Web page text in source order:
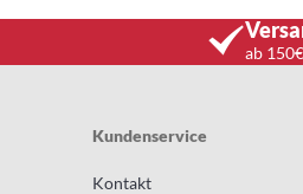
ab
Kundenservice
Kontakt